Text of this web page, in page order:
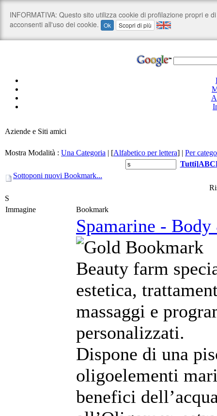
Aziende e Siti amici
Mostra Modalità : Una Categoria | [Alfabetico per lettera] | Per
Tutti]ABC
Sottoponi nuovi Bookmark...
S
Immagine
Bookmark
Spamarine -
Beauty farm
estetica,
massaggi e
personalizzati.
Dispone di una
oligoelementi
benefici